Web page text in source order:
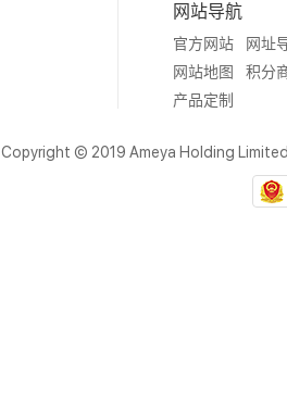
网站导航
官方网站
网址
网站地图
积分
产品定制
Copyright © 2019 Ameya Holding